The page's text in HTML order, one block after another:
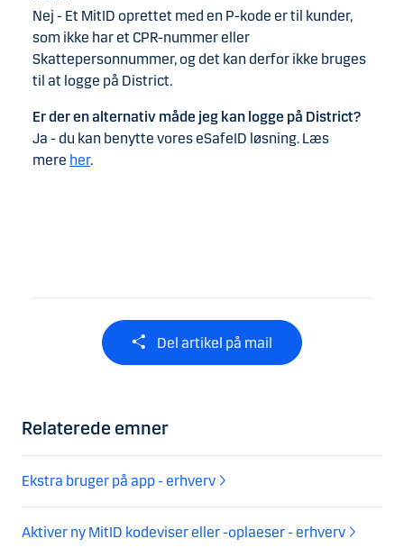
Nej - Et MitID oprettet med en P-kode er til kunder,
som ikke har et CPR-nummer eller
Skattepersonnummer, og det kan derfor ikke bruges
til at logge på District.
Er der en alternativ måde jeg kan logge på District?
Ja - du kan benytte vores eSafeID løsning. Læs
mere ⁠ her.
Del artikel på mail
Relaterede emner
Ekstra bruger på app - erhverv
Aktiver ny MitID kodeviser eller -oplaeser - erhverv